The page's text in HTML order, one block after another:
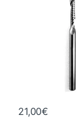
21,00€